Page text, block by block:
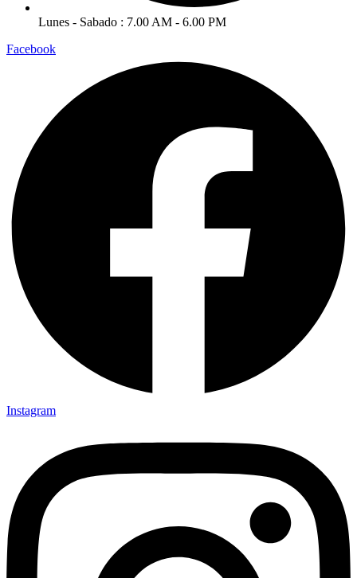
Lunes - Sabado : 7.00 AM - 6.00 PM
Facebook
Instagram